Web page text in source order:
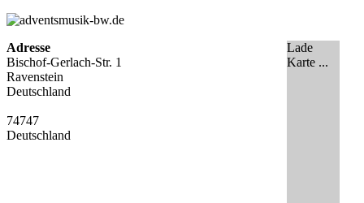
Lade
Karte ...
Adresse
Bischof-Gerlach-Str. 1
Ravenstein
Deutschland
74747
Deutschland